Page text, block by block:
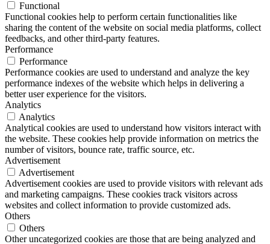
Functional
Functional cookies help to perform certain functionalities like
sharing the content of the website on social media platforms, collect
feedbacks, and other third-party features.
Performance
Performance
Performance cookies are used to understand and analyze the key
performance indexes of the website which helps in delivering a
better user experience for the visitors.
Analytics
Analytics
Analytical cookies are used to understand how visitors interact with
the website. These cookies help provide information on metrics the
number of visitors, bounce rate, traffic source, etc.
Advertisement
Advertisement
Advertisement cookies are used to provide visitors with relevant ads
and marketing campaigns. These cookies track visitors across
websites and collect information to provide customized ads.
Others
Others
Other uncategorized cookies are those that are being analyzed and